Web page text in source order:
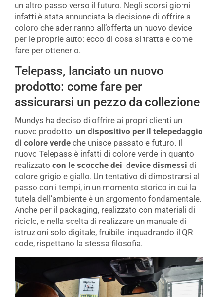
un altro passo verso il futuro. Negli scorsi giorni
infatti è stata annunciata la decisione di offrire a
coloro che aderiranno all’offerta un nuovo device
per le proprie auto: ecco di cosa si tratta e come
fare per ottenerlo.
Telepass, lanciato un nuovo
prodotto: come fare per
assicurarsi un pezzo da collezione
Mundys ha deciso di offrire ai propri clienti un
nuovo prodotto: un dispositivo per il telepedaggio
di colore verde che unisce passato e futuro. Il
nuovo Telepass è infatti di colore verde in quanto
realizzato con le scocche dei device dismessi di
colore grigio e giallo. Un tentativo di dimostrarsi al
passo con i tempi, in un momento storico in cui la
tutela dell’ambiente è un argomento fondamentale.
Anche per il packaging, realizzato con materiali di
riciclo, e nella scelta di realizzare un manuale di
istruzioni solo digitale, fruibile inquadrando il QR
code, rispettano la stessa filosofia.